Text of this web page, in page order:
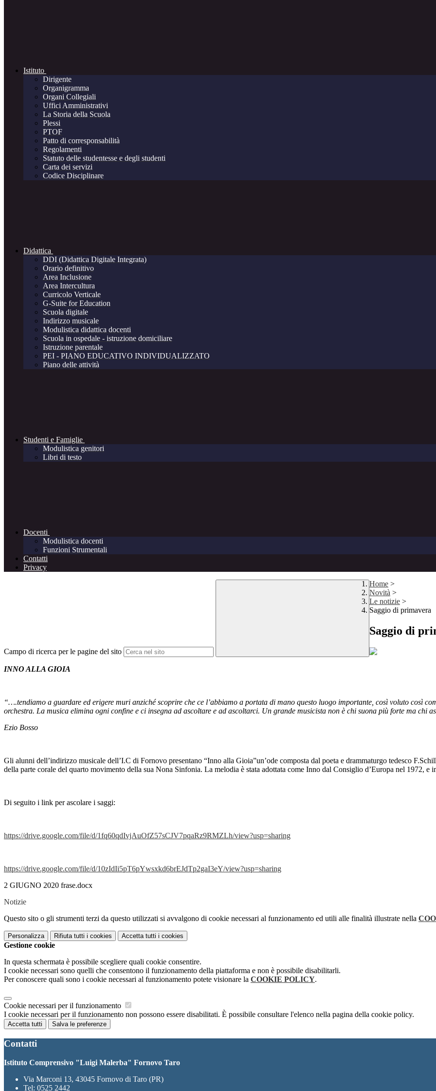
Istituto
Dirigente
Organigramma
Organi Collegiali
Uffici Amministrativi
La Storia della Scuola
Plessi
PTOF
Patto di corresponsabilità
Regolamenti
Statuto delle studentesse e degli studenti
Carta dei servizi
Codice Disciplinare
Didattica
DDI (Didattica Digitale Integrata)
Orario definitivo
Area Inclusione
Area Intercultura
Curricolo Verticale
G-Suite for Education
Scuola digitale
Indirizzo musicale
Modulistica didattica docenti
Scuola in ospedale - istruzione domiciliare
Istruzione parentale
PEI - PIANO EDUCATIVO INDIVIDUALIZZATO
Piano delle attività
Studenti e Famiglie
Modulistica genitori
Libri di testo
Docenti
Modulistica docenti
Funzioni Strumentali
Contatti
Privacy
Campo di ricerca per le pagine del sito
Home >
Novità >
Le notizie >
Saggio di primavera
Saggio di
INNO ALLA GIOIA
“….tendiamo a guardare ed erigere muri anziché scoprire che ce l’abbiamo a portata di mano questo luogo importante, così voluto così
orchestra. La musica elimina ogni confine e ci insegna ad ascoltare e ad ascoltarci. Un grande musicista non è chi suona più forte ma
Ezio Bosso
Gli alunni dell’indirizzo musicale dell’I.C di Fornovo presentano “Inno alla Gioia”un’ode composta dal poeta e drammaturgo tedesco
della parte corale del quarto movimento della sua Nona Sinfonia. La melodia è stata adottata come Inno dal Consiglio d’Europa nel 1972, e
Di seguito i link per ascolare i saggi:
https://drive.google.com/file/d/1fq60qdIvjAuOfZ57sCJV7pqaRz9RMZLh/view?usp=sharing
https://drive.google.com/file/d/10zIdIi5pT6pYwsxkd6brEJdTp2gaI3eY/view?usp=sharing
2 GIUGNO 2020 frase.docx
Notizie
Questo sito o gli strumenti terzi da questo utilizzati si avvalgono di cookie necessari al funzionamento ed utili alle finalità illustrate nella
Personalizza Rifiuta tutti i cookies Accetta tutti i cookies
Gestione cookie
In questa schermata è possibile scegliere quali cookie consentire.
I cookie necessari sono quelli che consentono il funzionamento della piattaforma e non è possibile disabilitarli.
Per conoscere quali sono i cookie necessari al funzionamento potete visionare la COOKIE POLICY.
Cookie necessari per il funzionamento
I cookie necessari per il funzionamento non possono essere disabilitati. È possibile consultare l'elenco nella pagina della cookie policy.
Accetta tutti Salva le preferenze
Contatti
Istituto Comprensivo "Luigi Malerba" Fornovo Taro
Via Marconi 13, 43045 Fornovo di Taro (PR)
Tel: 0525 2442